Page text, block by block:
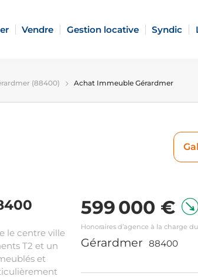
Vendre Gestion locative Syndic
(88400) Achat Immeuble Gérardmer
le centre ville
T2 et un
et
599 000 €
Honoraires d’agence à la charge
Gérardmer 88400